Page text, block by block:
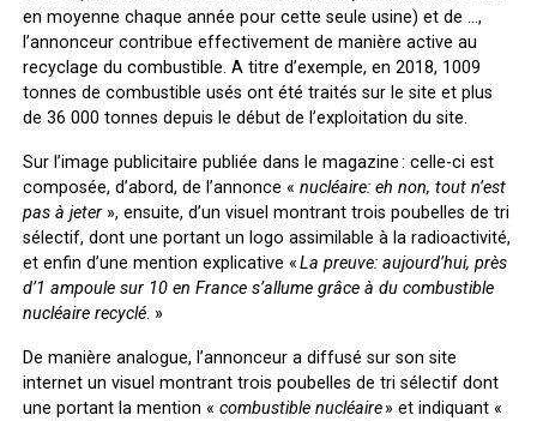
en moyenne chaque année pour cette seule usine) et de …,
l’annonceur contribue effectivement de manière active au
recyclage du combustible. A titre d’exemple, en 2018, 1009
tonnes de combustible usés ont été traités sur le site et plus
de 36 000 tonnes depuis le début de l’exploitation du site.
Sur l’image publicitaire publiée dans le magazine: celle-ci est
composée, d’abord, de l’annonce « nucléaire: eh non, tout n’est
pas à jeter», ensuite, d’un visuel montrant trois poubelles de tri
sélectif, dont une portant un logo assimilable à la radioactivité,
et enfin d’une mention explicative «La preuve: aujourd’hui, près
d’1 ampoule sur 10 en France s’allume grâce à du combustible
nucléaire recyclé. »
De manière analogue, l’annonceur a diffusé sur son site
internet un visuel montrant trois poubelles de tri sélectif dont
une portant la mention « combustible nucléaire» et indiquant «